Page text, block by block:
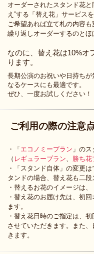
オーダーされたスタンド花
え”する「替え花」サービス
ご希望あれば立て札の内容
繰り返しオーダーするのとほ
なのに、替え花は10%オ
ります。
長期公演のお祝いや日持ち
なるケースにも最適です。
ぜひ、一度お試しください！
ご利用の際の注意
・「 エコノミープラン 」の
（ レギュラープラン、 勝ち花
・「スタンド自体」の変更
タンドの場合、替え花も二段
・替えるお花のイメージは
・替え花のお届け先は、初
ます。
・替え花日時のご指定は、
させていただきます。また
きます。